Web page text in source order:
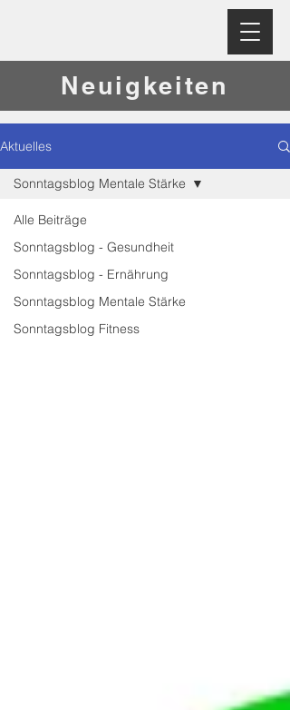
Neuigkeiten
Aktuelles
Alle Beiträge
Sonntagsblog - Gesundheit
Sonntagsblog - Ernährung
Sonntagsblog Mentale Stärke
Sonntagsblog Fitness
Sonntagsblog Mentale Stärke